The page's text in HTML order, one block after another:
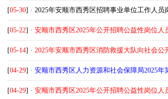
[05-30] · 2025年安顺市西秀区招聘事业单位工作人员
[05-22] · 安顺市西秀区2025年公开招聘公益性岗位人
[05-14] · 2025年安顺市西秀区消防救援大队向社会公
[04-29] · 安顺市西秀区人力资源和社会保障局2025年
[04-29] · 安顺市西秀区2025年公开招聘公益性岗位人